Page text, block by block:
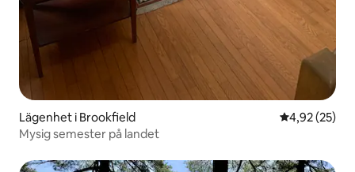
Lägenhet i Brookfield 4,92 av 5 i
4,92 (25)
Mysig semester på landet